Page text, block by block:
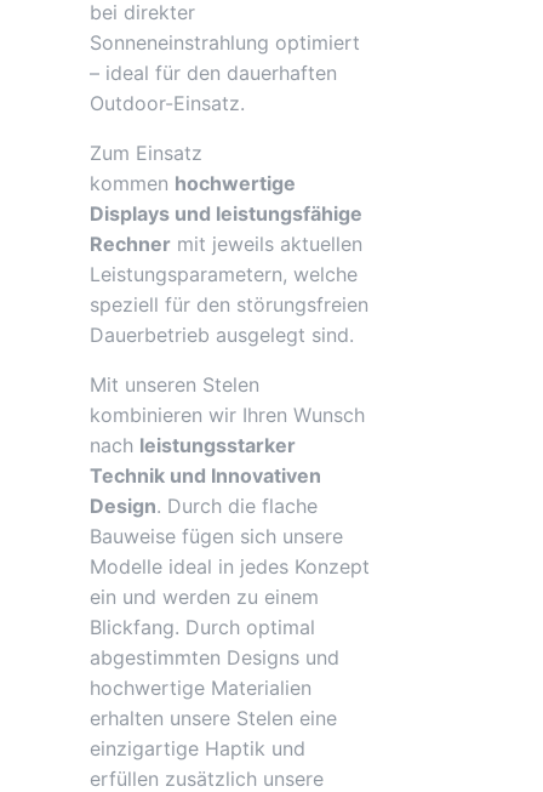
bei direkter
Sonneneinstrahlung optimiert
– ideal für den dauerhaften
Outdoor-Einsatz.
Zum Einsatz
kommen hochwertige
Displays und leistungsfähige
Rechner mit jeweils aktuellen
Leistungsparametern, welche
speziell für den störungsfreien
Dauerbetrieb ausgelegt sind.
Mit unseren Stelen
kombinieren wir Ihren Wunsch
nach leistungsstarker
Technik und Innovativen
Design. Durch die flache
Bauweise fügen sich unsere
Modelle ideal in jedes Konzept
ein und werden zu einem
Blickfang. Durch optimal
abgestimmten Designs und
hochwertige Materialien
erhalten unsere Stelen eine
einzigartige Haptik und
erfüllen zusätzlich unsere